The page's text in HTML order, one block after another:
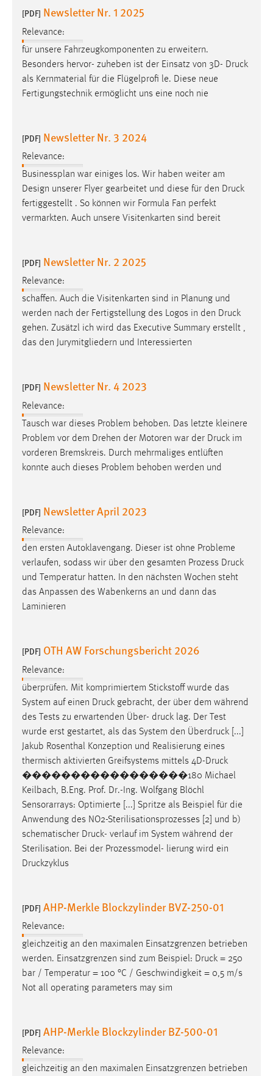
[PDF] Newsletter Nr. 1 2025
Relevance:
für unsere Fahrzeugkomponenten zu erweitern.
Besonders hervor- zuheben ist der Einsatz von 3D- Druck
als Kernmaterial für die Flügelprofi le. Diese neue
Fertigungstechnik ermöglicht uns eine noch nie
[PDF] Newsletter Nr. 3 2024
Relevance:
Businessplan war einiges los. Wir haben weiter am
Design unserer Flyer gearbeitet und diese für den Druck
fertiggestellt . So können wir Formula Fan perfekt
vermarkten. Auch unsere Visitenkarten sind bereit
[PDF] Newsletter Nr. 2 2025
Relevance:
schaffen. Auch die Visitenkarten sind in Planung und
werden nach der Fertigstellung des Logos in den Druck
gehen. Zusätzl ich wird das Executive Summary erstellt ,
das den Jurymitgliedern und Interessierten
[PDF] Newsletter Nr. 4 2023
Relevance:
Tausch war dieses Problem behoben. Das letzte kleinere
Problem vor dem Drehen der Motoren war der Druck im
vorderen Bremskreis. Durch mehrmaliges entlüften
konnte auch dieses Problem behoben werden und
[PDF] Newsletter April 2023
Relevance:
den ersten Autoklavengang. Dieser ist ohne Probleme
verlaufen, sodass wir über den gesamten Prozess Druck
und Temperatur hatten. In den nächsten Wochen steht
das Anpassen des Wabenkerns an und dann das
Laminieren
[PDF] OTH AW Forschungsbericht 2026
Relevance:
überprüfen. Mit komprimiertem Stickstoff wurde das
System auf einen Druck gebracht, der über dem während
des Tests zu erwartenden Über- druck lag. Der Test
wurde erst gestartet, als das System den Überdruck [...]
Jakub Rosenthal Konzeption und Realisierung eines
thermisch aktivierten Greifsystems mittels 4D-Druck
�����������������180 Michael
Keilbach, B.Eng. Prof. Dr.-Ing. Wolfgang Blöchl
Sensorarrays: Optimierte [...] Spritze als Beispiel für die
Anwendung des NO2-Sterilisationsprozesses [2] und b)
schematischer Druck- verlauf im System während der
Sterilisation. Bei der Prozessmodel- lierung wird ein
Druckzyklus
[PDF] AHP-Merkle Blockzylinder BVZ-250-01
Relevance:
gleichzeitig an den maximalen Einsatzgrenzen betrieben
werden. Einsatzgrenzen sind zum Beispiel: Druck = 250
bar / Temperatur = 100 °C / Geschwindigkeit = 0,5 m/s
Not all operating parameters may sim
[PDF] AHP-Merkle Blockzylinder BZ-500-01
Relevance:
gleichzeitig an den maximalen Einsatzgrenzen betrieben